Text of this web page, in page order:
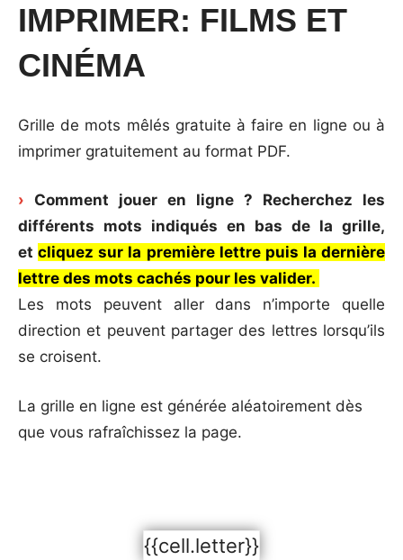
IMPRIMER: FILMS ET
CINÉMA
Grille de mots mêlés gratuite à faire en ligne ou à
imprimer gratuitement au format PDF.
› Comment jouer en ligne ? Recherchez les
différents mots indiqués en bas de la grille,
et cliquez sur la première lettre puis la dernière
lettre des mots cachés pour les valider.
Les mots peuvent aller dans n’importe quelle
direction et peuvent partager des lettres lorsqu’ils
se croisent.
La grille en ligne est générée aléatoirement dès
que vous rafraîchissez la page.
{{cell.letter}}